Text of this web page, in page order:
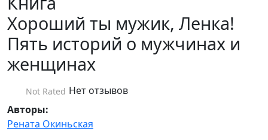
Хороший ты мужик, Ленка!
Пять историй о мужчинах и
женщинах
Not Rated Нет отзывов
Авторы:
Рената Окиньская